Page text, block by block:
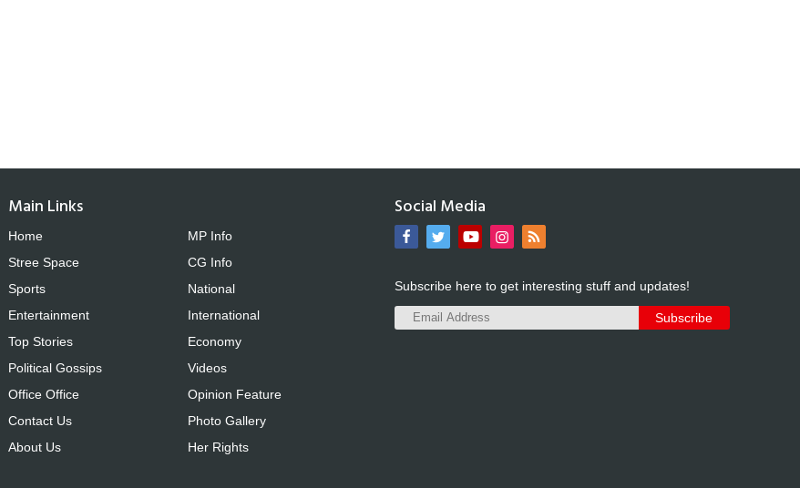
Main Links
Home
Stree Space
Sports
Entertainment
Top Stories
Political Gossips
Office Office
Contact Us
About Us
MP Info
CG Info
National
International
Economy
Videos
Opinion Feature
Photo Gallery
Her Rights
Social Media
Subscribe here to get interesting stuff and updates!